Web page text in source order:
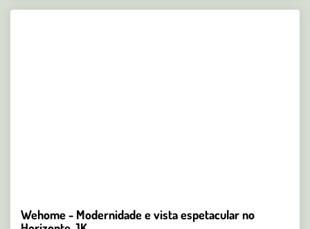
Wehome - Modernidade e vista espetacular no